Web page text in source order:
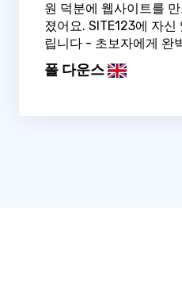
원 덕분에 웹사이트를
졌어요. SITE123에 자
립니다 - 초보자에게 완
폴 다운스